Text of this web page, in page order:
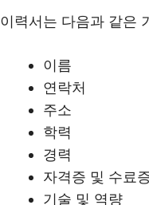
이력서는 다음과 같은
이름
연락처
주소
학력
경력
자격증 및 수료
기술 및 역량